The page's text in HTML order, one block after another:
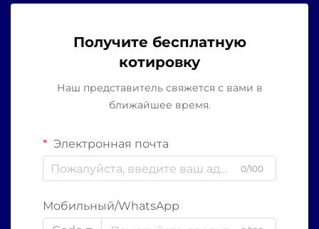
Получите бесплатную
котировку
Наш представитель свяжется с вами в
ближайшее время.
Электронная почта
0/100
Мобильный/WhatsApp